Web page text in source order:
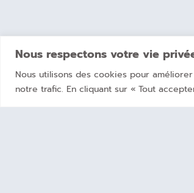
Nous respectons votre vie
Nous utilisons des cookies pour
notre trafic. En cliquant sur « Tout